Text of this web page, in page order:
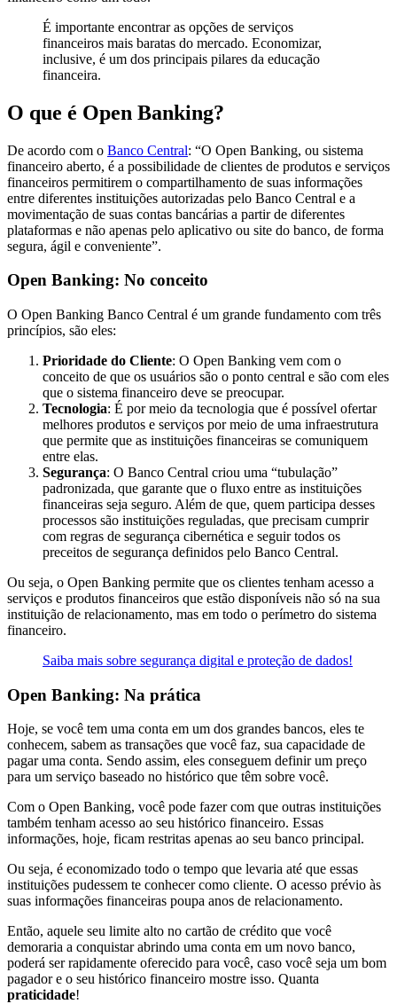
É importante encontrar as opções de serviços
financeiros mais baratas do mercado. Economizar,
inclusive, é um dos principais pilares da educação
financeira.
O que é Open Banking?
De acordo com o Banco Central: “O Open Banking, ou sistema
financeiro aberto, é a possibilidade de clientes de produtos e serviços
financeiros permitirem o compartilhamento de suas informações
entre diferentes instituições autorizadas pelo Banco Central e a
movimentação de suas contas bancárias a partir de diferentes
plataformas e não apenas pelo aplicativo ou site do banco, de forma
segura, ágil e conveniente”.
Open Banking: No conceito
O Open Banking Banco Central é um grande fundamento com três
princípios, são eles:
Prioridade do Cliente: O Open Banking vem com o
conceito de que os usuários são o ponto central e são com eles
que o sistema financeiro deve se preocupar.
Tecnologia: É por meio da tecnologia que é possível ofertar
melhores produtos e serviços por meio de uma infraestrutura
que permite que as instituições financeiras se comuniquem
entre elas.
Segurança: O Banco Central criou uma “tubulação”
padronizada, que garante que o fluxo entre as instituições
financeiras seja seguro. Além de que, quem participa desses
processos são instituições reguladas, que precisam cumprir
com regras de segurança cibernética e seguir todos os
preceitos de segurança definidos pelo Banco Central.
Ou seja, o Open Banking permite que os clientes tenham acesso a
serviços e produtos financeiros que estão disponíveis não só na sua
instituição de relacionamento, mas em todo o perímetro do sistema
financeiro.
Saiba mais sobre segurança digital e proteção de dados!
Open Banking: Na prática
Hoje, se você tem uma conta em um dos grandes bancos, eles te
conhecem, sabem as transações que você faz, sua capacidade de
pagar uma conta. Sendo assim, eles conseguem definir um preço
para um serviço baseado no histórico que têm sobre você.
Com o Open Banking, você pode fazer com que outras instituições
também tenham acesso ao seu histórico financeiro. Essas
informações, hoje, ficam restritas apenas ao seu banco principal.
Ou seja, é economizado todo o tempo que levaria até que essas
instituições pudessem te conhecer como cliente. O acesso prévio às
suas informações financeiras poupa anos de relacionamento.
Então, aquele seu limite alto no cartão de crédito que você
demoraria a conquistar abrindo uma conta em um novo banco,
poderá ser rapidamente oferecido para você, caso você seja um bom
pagador e o seu histórico financeiro mostre isso. Quanta
praticidade!